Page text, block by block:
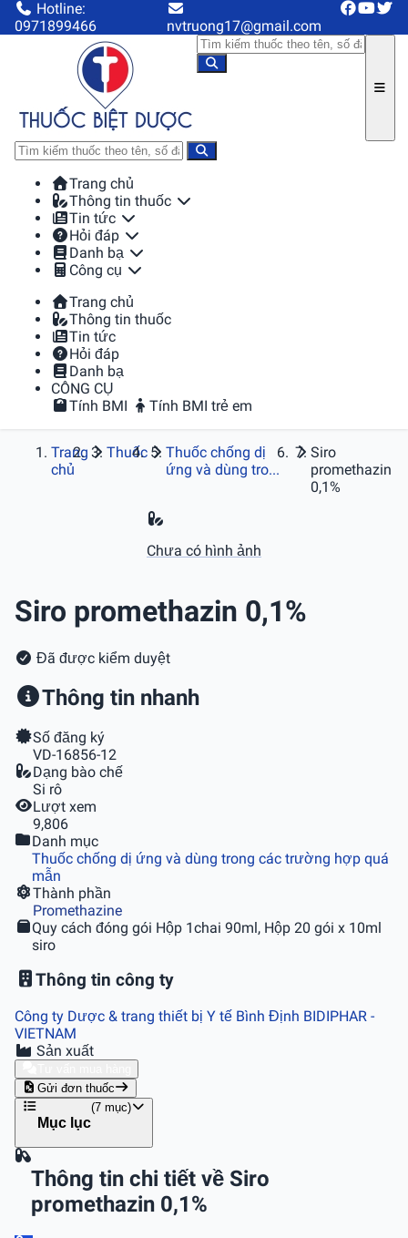
Hotline:
0971899466
nvtruong17@gmail.com
Trang chủ
Thông tin thuốc
Tin tức
Hỏi đáp
Danh bạ
Công cụ
Trang chủ
Thông tin thuốc
Tin tức
Hỏi đáp
Danh bạ
CÔNG CỤ
Tính BMI
Tính BMI trẻ em
Trang
chủ
Thuốc
Thuốc chống dị
ứng và dùng tro...
Siro
promethazin
0,1%
Chưa có hình ảnh
Siro promethazin 0,1%
Đã được kiểm duyệt
Thông tin nhanh
Số đăng ký
VD-16856-12
Dạng bào chế
Si rô
Lượt xem
9,806
Danh mục
Thuốc chống dị ứng và dùng trong các trường hợp quá
mẫn
Thành phần
Promethazine
Quy cách đóng gói Hộp 1chai 90ml, Hộp 20 gói x 10ml
siro
Thông tin công ty
Công ty Dược & trang thiết bị Y tế Bình Định BIDIPHAR -
VIETNAM
Sản xuất
Gửi đơn thuốc
Mục lục
(7 mục)
Thông tin chi tiết về Siro
promethazin 0,1%